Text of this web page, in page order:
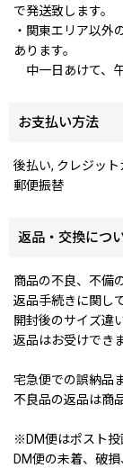
で発送致します。
・関東エリア以外
あります。
中一日あけて、
お支払い方法
後払い, クレジッ
郵便振替
返品・交換につ
商品の不良、不備
返品手続きに関し
開封後のサイズ違
返品はお受けでき
宅急便での誤納品
不良品の返品は商
※DM便はポスト投
DM便の未着、破